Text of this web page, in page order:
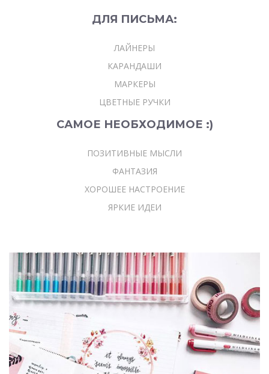
ДЛЯ ПИСЬМА:
ЛАЙНЕРЫ
КАРАНДАШИ
МАРКЕРЫ
ЦВЕТНЫЕ РУЧКИ
САМОЕ НЕОБХОДИМОЕ :)
ПОЗИТИВНЫЕ МЫСЛИ
ФАНТАЗИЯ
ХОРОШЕЕ НАСТРОЕНИЕ
ЯРКИЕ ИДЕИ